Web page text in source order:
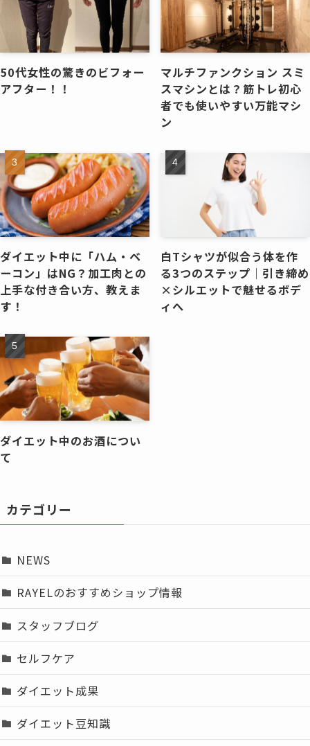
50代女性の驚きのビフォー
アフター！！
マルチファンクション スミ
スマシンとは？筋トレ初心
者でも使いやすい万能マシ
ン
ダイエット中に「ハム・ベ
ーコン」はNG？加工肉との
上手な付き合い方、教えま
す！
白Tシャツが似合う体を作
る3つのステップ｜引き締め
×シルエットで魅せるボデ
ィへ
ダイエット中のお酒につい
て
カテゴリー
NEWS
RAYELのおすすめショップ情報
スタッフブログ
セルフケア
ダイエット成果
ダイエット豆知識